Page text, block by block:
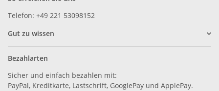
Telefon: +49 221 53098152
Gut zu wissen
Bezahlarten
Sicher und einfach bezahlen mit:
PayPal, Kreditkarte, Lastschrift, GooglePay und ApplePay.